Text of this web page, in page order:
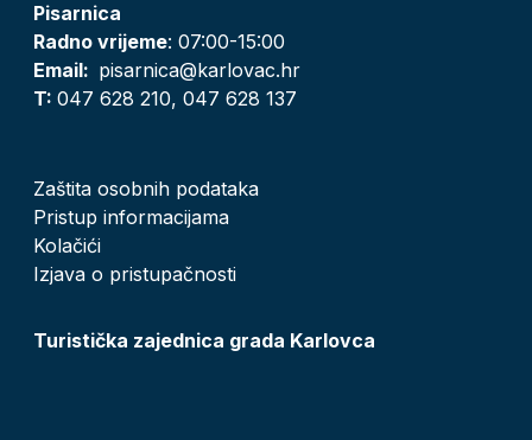
Pisarnica
Radno vrijeme: 07:00-15:00
Email: pisarnica@karlovac.hr
T: 047 628 210, 047 628 137
Zaštita osobnih podataka
Pristup informacijama
Kolačići
Izjava o pristupačnosti
Turistička zajednica grada Karlovca